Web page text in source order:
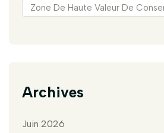
Zone De Haute Valeur De
Archives
Juin 2026